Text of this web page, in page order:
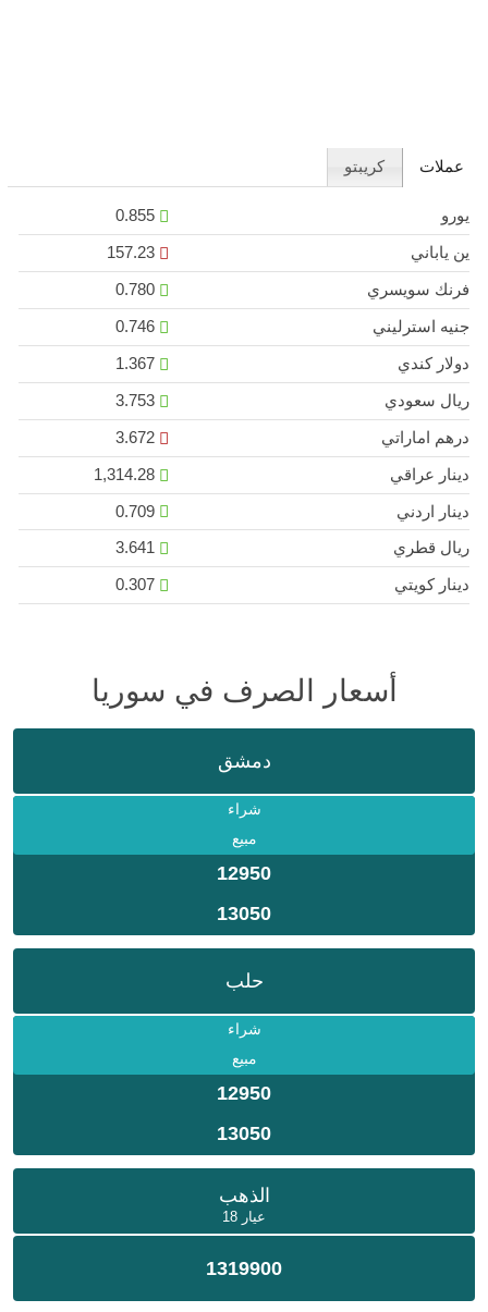
عملات كريبتو
يورو
0.855
ين ياباني
157.23
فرنك سويسري
0.780
جنيه استرليني
0.746
دولار كندي
1.367
ريال سعودي
3.753
درهم اماراتي
3.672
دينار عراقي
1,314.28
دينار اردني
0.709
ريال قطري
3.641
دينار كويتي
0.307
أسعار الصرف في سوريا
دمشق
شراء
مبيع
12950
13050
حلب
شراء
مبيع
12950
13050
الذهب
عيار 18
1319900